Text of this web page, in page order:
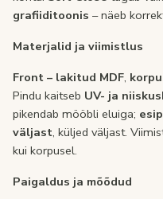
grafiiditoonis – näeb
Materjalid ja viimistlus
Front – lakitud MDF,
Pindu kaitseb UV- ja
pikendab mööbli eluiga;
väljast, küljed väljast.
kui korpusel.
Paigaldus ja mõõdud